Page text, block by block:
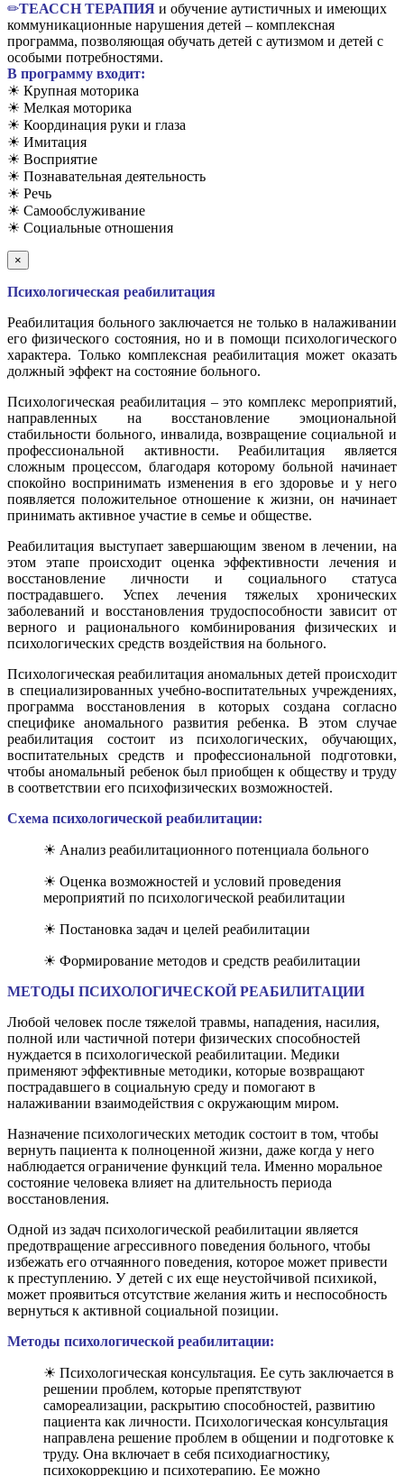
✏TЕАССН ТЕРАПИЯ и обучение аутистичных и имеющих
коммуникационные нарушения детей – комплексная
программа, позволяющая обучать детей с аутизмом и детей с
особыми потребностями.
В программу входит:
☀ Крупная моторика
☀ Мелкая моторика
☀ Координация руки и глаза
☀ Имитация
☀ Восприятие
☀ Познавательная деятельность
☀ Речь
☀ Самообслуживание
☀ Социальные отношения
×
Психологическая реабилитация
Реабилитация больного заключается не только в налаживании
его физического состояния, но и в помощи психологического
характера. Только комплексная реабилитация может оказать
должный эффект на состояние больного.
Психологическая реабилитация – это комплекс мероприятий,
направленных на восстановление эмоциональной
стабильности больного, инвалида, возвращение социальной и
профессиональной активности. Реабилитация является
сложным процессом, благодаря которому больной начинает
спокойно воспринимать изменения в его здоровье и у него
появляется положительное отношение к жизни, он начинает
принимать активное участие в семье и обществе.
Реабилитация выступает завершающим звеном в лечении, на
этом этапе происходит оценка эффективности лечения и
восстановление личности и социального статуса
пострадавшего. Успех лечения тяжелых хронических
заболеваний и восстановления трудоспособности зависит от
верного и рационального комбинирования физических и
психологических средств воздействия на больного.
Психологическая реабилитация аномальных детей происходит
в специализированных учебно-воспитательных учреждениях,
программа восстановления в которых создана согласно
специфике аномального развития ребенка. В этом случае
реабилитация состоит из психологических, обучающих,
воспитательных средств и профессиональной подготовки,
чтобы аномальный ребенок был приобщен к обществу и труду
в соответствии его психофизических возможностей.
Схема психологической реабилитации:
☀ Анализ реабилитационного потенциала больного
☀ Оценка возможностей и условий проведения
мероприятий по психологической реабилитации
☀ Постановка задач и целей реабилитации
☀ Формирование методов и средств реабилитации
МЕТОДЫ ПСИХОЛОГИЧЕСКОЙ РЕАБИЛИТАЦИИ
Любой человек после тяжелой травмы, нападения, насилия,
полной или частичной потери физических способностей
нуждается в психологической реабилитации. Медики
применяют эффективные методики, которые возвращают
пострадавшего в социальную среду и помогают в
налаживании взаимодействия с окружающим миром.
Назначение психологических методик состоит в том, чтобы
вернуть пациента к полноценной жизни, даже когда у него
наблюдается ограничение функций тела. Именно моральное
состояние человека влияет на длительность периода
восстановления.
Одной из задач психологической реабилитации является
предотвращение агрессивного поведения больного, чтобы
избежать его отчаянного поведения, которое может привести
к преступлению. У детей с их еще неустойчивой психикой,
может проявиться отсутствие желания жить и неспособность
вернуться к активной социальной позиции.
Методы психологической реабилитации:
☀ Психологическая консультация. Ее суть заключается в
решении проблем, которые препятствуют
самореализации, раскрытию способностей, развитию
пациента как личности. Психологическая консультация
направлена решение проблем в общении и подготовке к
труду. Она включает в себя психодиагностику,
психокоррекцию и психотерапию. Ее можно